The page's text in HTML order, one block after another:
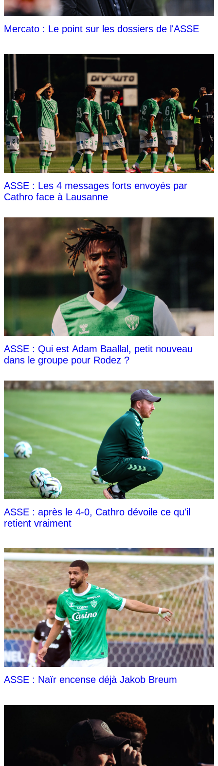
Mercato : Le point sur les dossiers de l'ASSE
ASSE : Les 4 messages forts envoyés par
Cathro face à Lausanne
ASSE : Qui est Adam Baallal, petit nouveau
dans le groupe pour Rodez ?
ASSE : après le 4-0, Cathro dévoile ce qu'il
retient vraiment
ASSE : Naïr encense déjà Jakob Breum